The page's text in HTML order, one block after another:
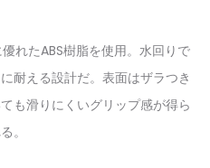
れたABS樹脂を使用。水回りで
耐える設計だ。表面はザラつき
も滑りにくいグリップ感が得ら
。